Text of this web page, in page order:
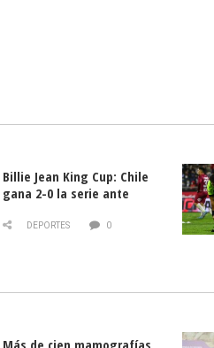
Billie Jean King Cup: Chile
gana 2-0 la serie ante
DEPORTES 0